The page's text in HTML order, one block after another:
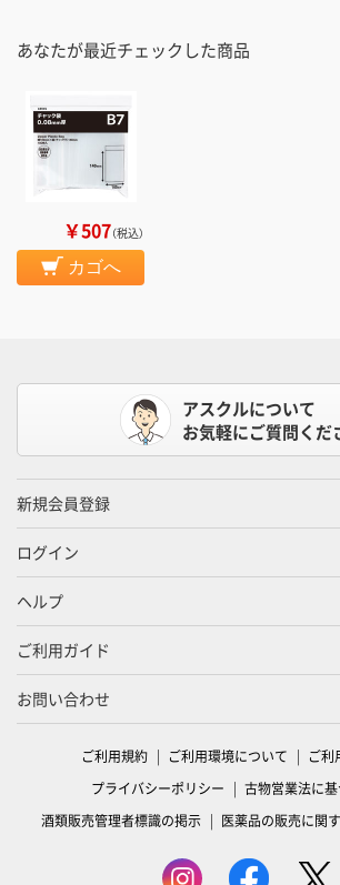
あなたが最近チェックした商品
￥507（税込）
カゴへ
アスクルについて
お気軽にご質問くだ
新規会員登録
ログイン
ヘルプ
ご利用ガイド
お問い合わせ
ご利用規約 ご利用環境について
ご利
プライバシーポリシー
古物営業法に
酒類販売管理者標識の掲示
医薬品の販売に関